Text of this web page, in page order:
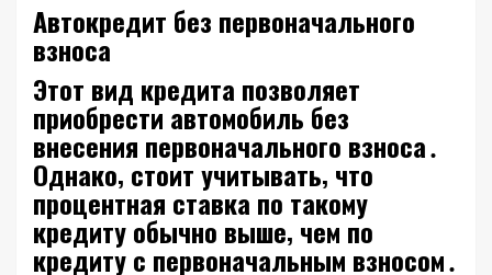
Автокредит без первоначального
взноса
Этот вид кредита позволяет
приобрести автомобиль без
внесения первоначального взноса․
Однако‚ стоит учитывать‚ что
процентная ставка по такому
кредиту обычно выше‚ чем по
кредиту с первоначальным взносом․